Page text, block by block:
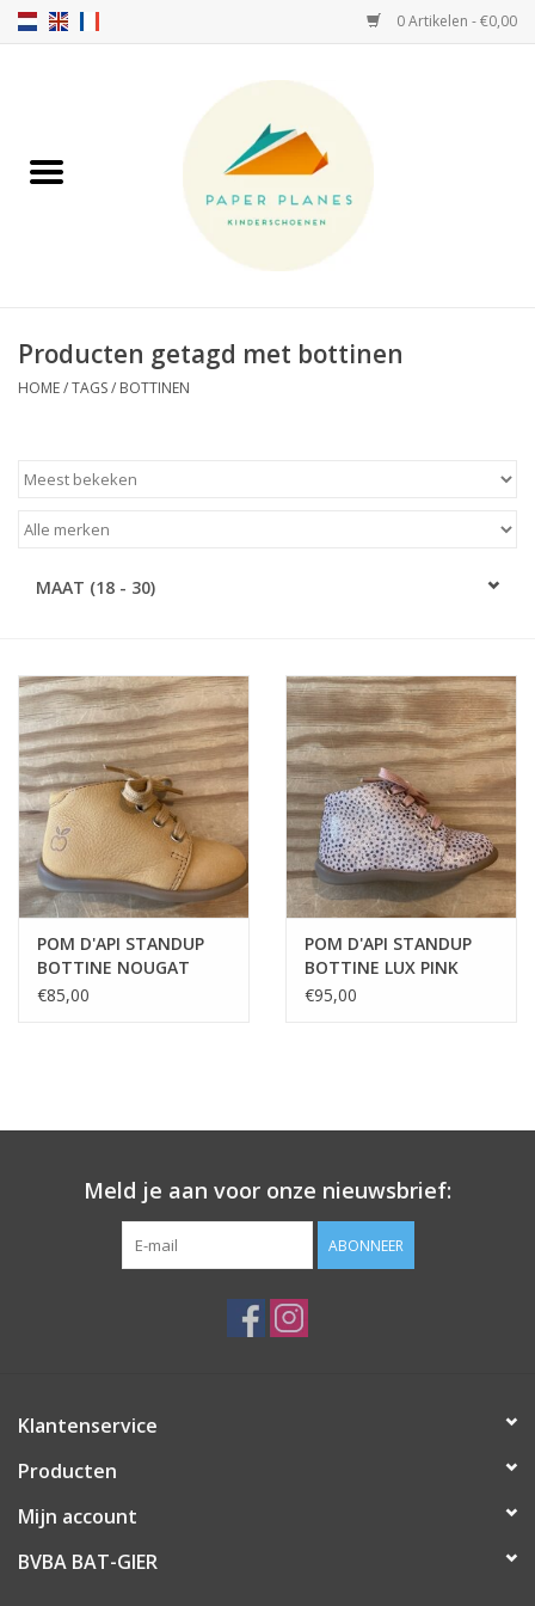
0 Artikelen - €0,00
FW26-27
HELLO HOSSY petten
JEUNE PREMIER
SOFTSOLES
Cadeaubonnen
METEN IS WETEN!
#MYCLIENTSARETHECUTEST
Producten getagd met bottinen
HOME/TAGS/ BOTTINEN
MAAT (18 - 30)
POM D'API STANDUP
BOTTINE NOUGAT
eerste stapper
€85,00
POM D'API STANDUP
BOTTINE LUX PINK
eerstestappers
€95,00
Meld je aan voor onze nieuwsbrief:
ABONNEER
Klantenservice
Producten
Mijn account
BVBA BAT-GIER